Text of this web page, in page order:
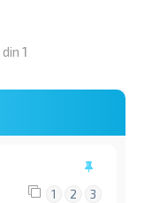
din 1
1 2 3